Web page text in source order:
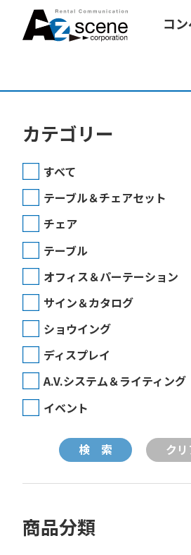
コ
カテゴリー
すべて
テーブル＆チェアセット
チェア
テーブル
オフィス＆パーテーション
サイン＆カタログ
ショウイング
ディスプレイ
A.V.システム＆ライティング
イベント
商品分類